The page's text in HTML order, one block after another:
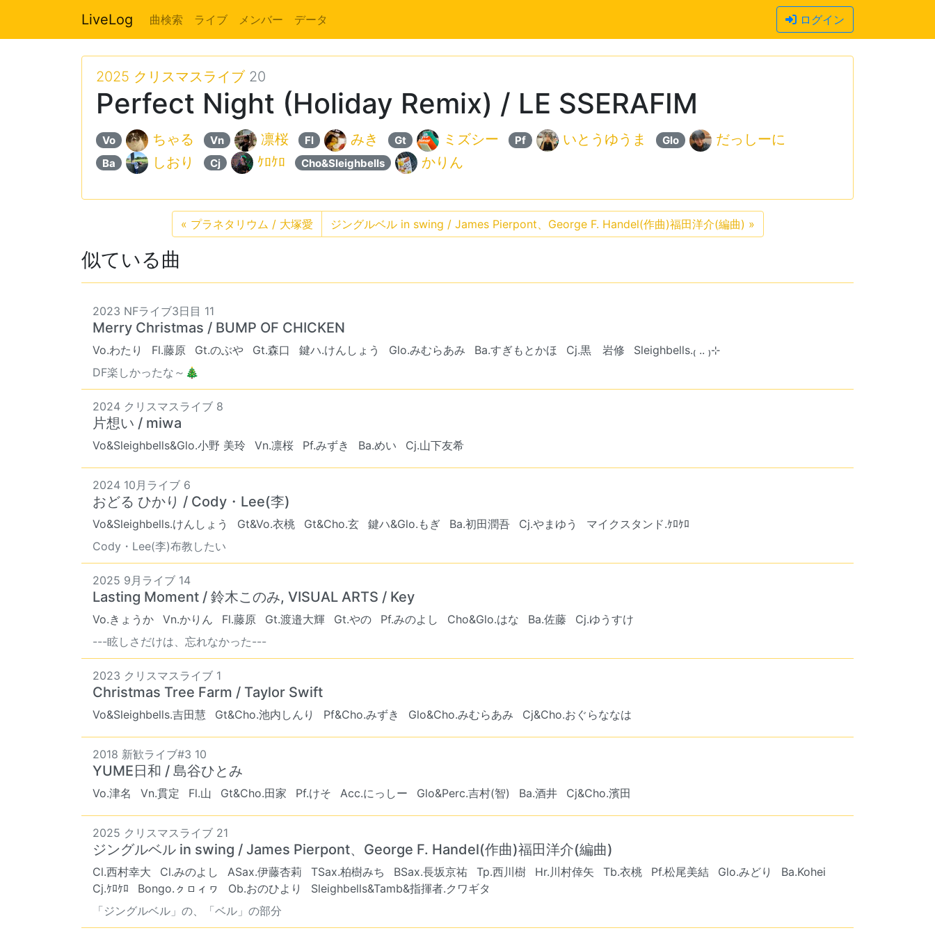
LiveLog 曲検索 ライブ メンバー データ ログイン
2025 クリスマスライブ20
Perfect Night (Holiday Remix) / LE SSERAFIM
Vo ちゃる Vn 凛桜 Fl みき Gt ミズシー Pf いとうゆうま Glo だっしーに
Ba しおり Cj ｹﾛｹﾛ Cho&Sleighbells かりん
« プラネタリウム / 大塚愛 ジングルベル in swing / James Pierpont、George F. Handel(作曲)福田洋介(編曲) »
似ている曲
2023 NFライブ3日目 11
Merry Christmas / BUMP OF CHICKEN
Vo.わたり Fl.藤原 Gt.のぶや Gt.森口 鍵ハ.けんしょう Glo.みむらあみ Ba.すぎもとかほ Cj.黒 岩修
Sleighbells.₍ .. ₎⊹
DF楽しかったな～🎄
2024 クリスマスライブ 8
片想い / miwa
Vo&Sleighbells&Glo.小野 美玲 Vn.凛桜 Pf.みずき Ba.めい Cj.山下友希
2024 10月ライブ 6
おどる ひかり / Cody・Lee(李)
Vo&Sleighbells.けんしょう Gt&Vo.衣桃 Gt&Cho.玄 鍵ハ&Glo.もぎ Ba.初田潤吾 Cj.やまゆう
マイクスタンド.ｹﾛｹﾛ
Cody・Lee(李)布教したい
2025 9月ライブ 14
Lasting Moment / 鈴木このみ, VISUAL ARTS / Key
Vo.きょうか Vn.かりん Fl.藤原 Gt.渡邉大輝 Gt.やの Pf.みのよし Cho&Glo.はな Ba.佐藤
Cj.ゆうすけ
---眩しさだけは、忘れなかった---
2023 クリスマスライブ 1
Christmas Tree Farm / Taylor Swift
Vo&Sleighbells.吉田慧 Gt&Cho.池内しんり Pf&Cho.みずき Glo&Cho.みむらあみ Cj&Cho.おぐらななは
2018 新歓ライブ#3 10
YUME日和 / 島谷ひとみ
Vo.津名 Vn.貫定 Fl.山 Gt&Cho.田家 Pf.けそ Acc.にっしー Glo&Perc.吉村(智) Ba.酒井 Cj&Cho.濱田
2025 クリスマスライブ 21
ジングルベル in swing / James Pierpont、George F. Handel(作曲)福田洋介(編曲)
Cl.西村幸大 Cl.みのよし ASax.伊藤杏莉 TSax.柏樹みち BSax.長坂京祐 Tp.西川樹 Hr.川村倖矢 Tb.衣桃 Pf.松尾美結 Glo.みどり
Ba.Kohei
Cj.ｹﾛｹﾛ
Bongo.ㇰㇿィヮ Ob.おのひより
Sleighbells&Tamb&指揮者.クワギタ
「ジングルベル」の、「ベル」の部分